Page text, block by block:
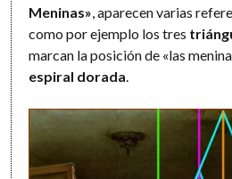
Meninas» , aparecen varias
como por ejemplo los tres
marcan la posición de «las
espiral dorada